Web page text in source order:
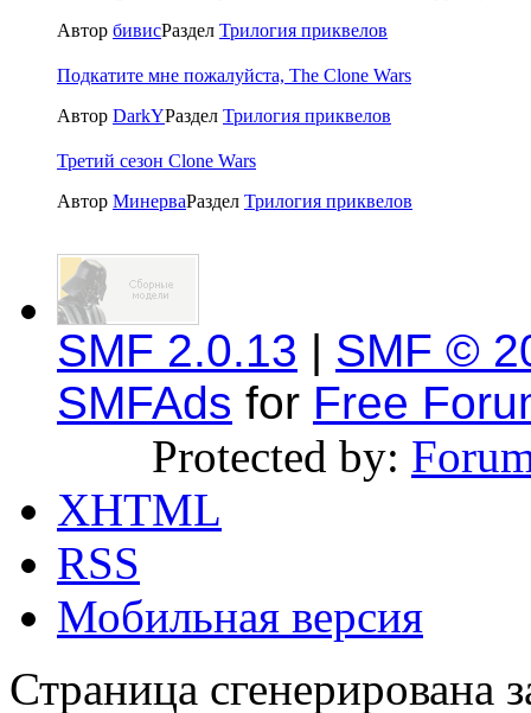
Автор бивисРаздел Трилогия приквелов
Подкатите мне пожалуйста, The Clone Wars
Автор DarkYРаздел Трилогия приквелов
Третий сезон Clone Wars
Автор МинерваРаздел Трилогия приквелов
SMF 2.0.13 | SMF ©
SMFAds for Free
Protected by:
XHTML
RSS
Мобильная версия
Страница сгенерирована